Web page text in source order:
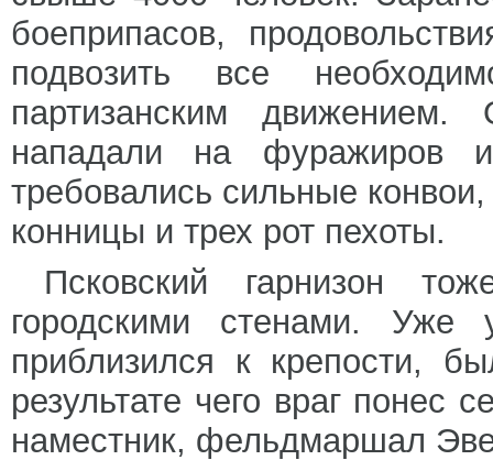
боеприпасов,
подвозить все
партизанским
нападали на фуражиров
требовались сильные
конницы и трех рот пехоты.
Псковский гарнизон
городскими стенами. Уже
приблизился к крепости,
результате чего враг понес
наместник, фельдмаршал